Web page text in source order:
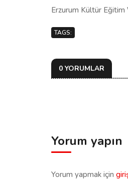
Erzurum Kültür Eğitim
TAGS:
0 YORUMLAR
Yorum yapın
Yorum yapmak için